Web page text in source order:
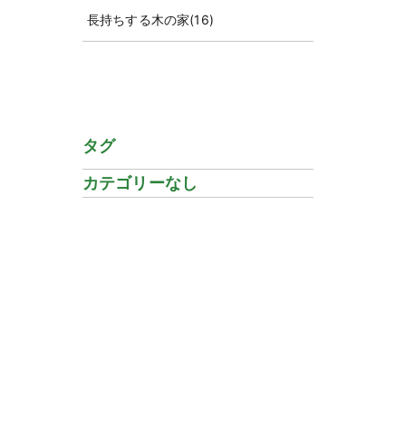
長持ちする木の家(16)
タグ
カテゴリーなし